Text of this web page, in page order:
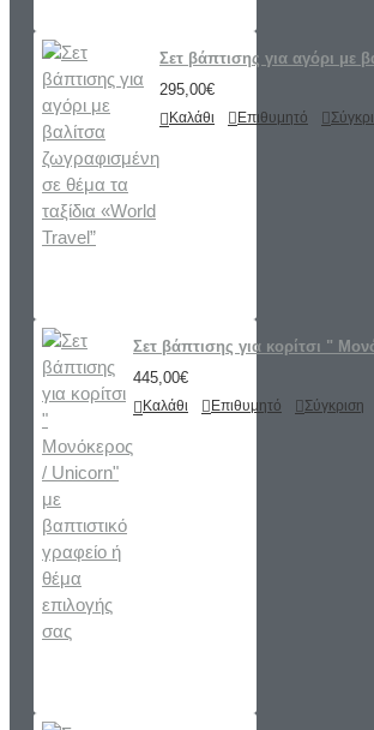
Σετ βάπτισης για αγόρι με
295,00€
Καλάθι Επιθυμητό
Σετ βάπτισης για κορίτσι "
445,00€
Καλάθι Επιθυμητό Σύγκριση